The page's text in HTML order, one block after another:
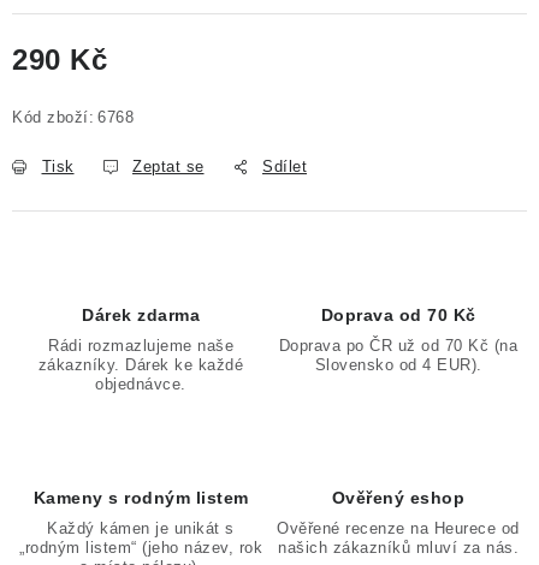
290 Kč
Kód zboží: 6768
Tisk Zeptat se Sdílet
Dárek zdarma
Rádi rozmazlujeme naše
zákazníky. Dárek ke každé
objednávce.
Doprava od 70 Kč
Doprava po ČR už od 70 Kč (na
Slovensko od 4 EUR).
Kameny s rodným listem
Každý kámen je unikát s
„rodným listem“ (jeho název, rok
Ověřený eshop
Ověřené recenze na Heurece od
našich zákazníků mluví za nás.